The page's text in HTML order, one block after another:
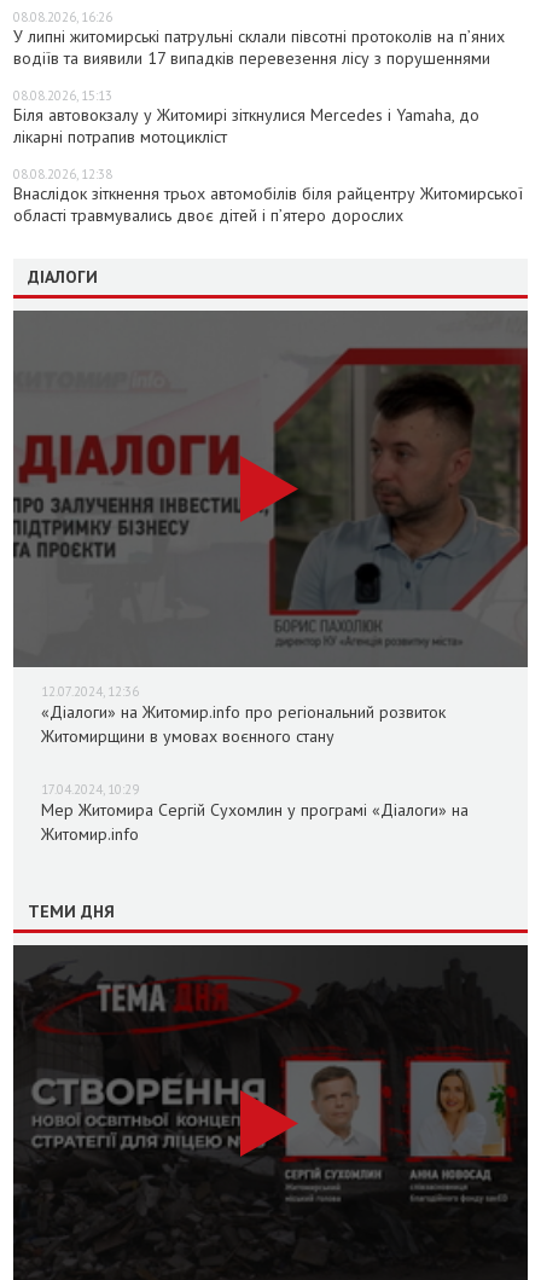
08.08.2026, 16:26
У липні житомирські патрульні склали півсотні протоколів на пʼяних
водіїв та виявили 17 випадків перевезення лісу з порушеннями
08.08.2026, 15:13
Біля автовокзалу у Житомирі зіткнулися Mercedes і Yamaha, до
лікарні потрапив мотоцикліст
08.08.2026, 12:38
Внаслідок зіткнення трьох автомобілів біля райцентру Житомирської
області травмувались двоє дітей і пʼятеро дорослих
ДІАЛОГИ
12.07.2024, 12:36
«Діалоги» на Житомир.info про регіональний розвиток
Житомирщини в умовах воєнного стану
17.04.2024, 10:29
Мер Житомира Сергій Сухомлин у програмі «Діалоги» на
Житомир.info
ТЕМИ ДНЯ